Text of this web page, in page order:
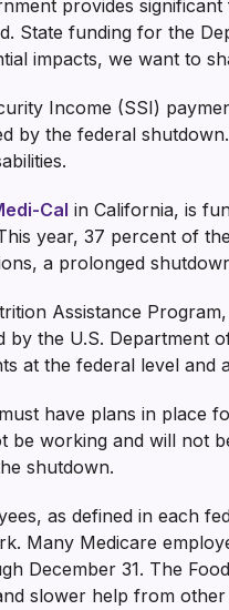
provides
State funding for the
impacts, we want to
Income (SSI)
by the federal
Cal in California, is
year, 37 percent of
a prolonged
Assistance
by the U.S. Department
at the federal level and
have plans in place
be working and will not
shutdown.
as defined in each
Many Medicare
December 31. The
slower help from